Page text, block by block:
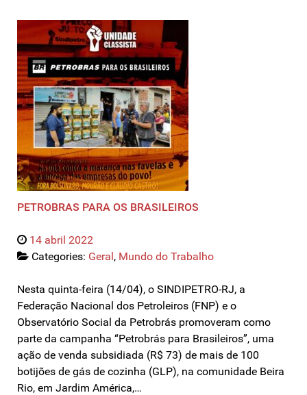
PETROBRAS PARA OS BRASILEIROS
14 abril 2022
Categories: Geral, Mundo do Trabalho
Nesta quinta-feira (14/04), o SINDIPETRO-RJ, a
Federação Nacional dos Petroleiros (FNP) e o
Observatório Social da Petrobrás promoveram como
parte da campanha “Petrobrás para Brasileiros”, uma
ação de venda subsidiada (R$ 73) de mais de 100
botijões de gás de cozinha (GLP), na comunidade Beira
Rio, em Jardim América,…